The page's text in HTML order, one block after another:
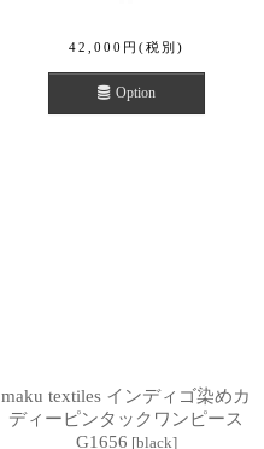
42,000 円 (税別)
Option
maku textiles インディゴ染めカ
ディーピンタックワンピース
G1656 [black]